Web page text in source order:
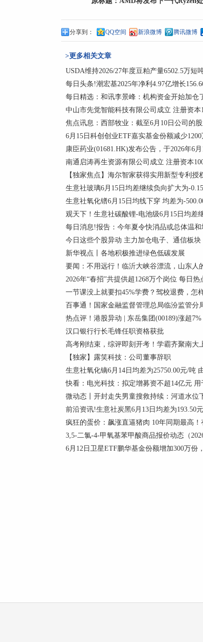
分享到： QQ空间 新浪微博 腾讯微博
>更多相关文章
USDA维持2026/27年度豆粕产量6502.5万短
每日头条!潮宏基2025年净利4.97亿增长
每日精选：和讯李景峰：机构资金开始加仓
中山市先觉智能科技有限公司成立 注册资本
焦点讯息：西部牧业：截至6月10日公司的
6月15日科创创业ETF嘉实基金份额减少
康臣药业(01681.HK)发布公告，于2026年6
南通启涛再生资源有限公司成立 注册资本
【独家焦点】海尔智家获得实用新型专利授
生意社玻璃6月15日均差继续负向扩大为-
生意社氧化镨6月15日均线下穿 均差为-
观天下！生意社碳酸锂-电池级6月15日均差
每日消息!报告：今年夏令快消品或总体温和
今日这些个股异动 主力加仓电子、通信板块
新华视点丨各地积极推进绿色低碳发展
要闻：不用远行！临沂大峡谷漂流，山东人
2026年“春招”共提供超1268万个岗位 每日热
一节课没上就要扣45%学费？驾校退费，怎
百事通！国家金融监督管理总局临汾监管
热点评！港股异动 | 东岳集团(00189)涨超
汉口银行行长毛锋任职资格获批
高考刚结束，综评即刻开考！学霸齐聚南大
【独家】露笑科技：公司董事辞职
生意社氧化镝6月14日均差为25750.00元/吨
快看：电光科技：拟定增募资不超14亿元
微动态丨开封走失男童搜救持续：河道水位
前沿资讯!生意社炭黑6月13日均差为193.50
疯狂的蛋价：飙涨直逼猪肉 10年同期最高
3,5-二氯-4-甲氧基苯甲酸商品报价动态（
6月12日卫星ETF鹏华基金份额增加300万